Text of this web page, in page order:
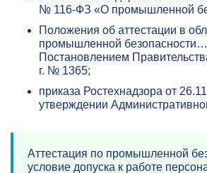
№ 116-ФЗ «О промышленной
Положения об аттестации в
промышленной
Постановлением
г. № 1365;
приказа Ростехнадзора от
утверждении
Аттестация по промышленной
условие допуска к работе